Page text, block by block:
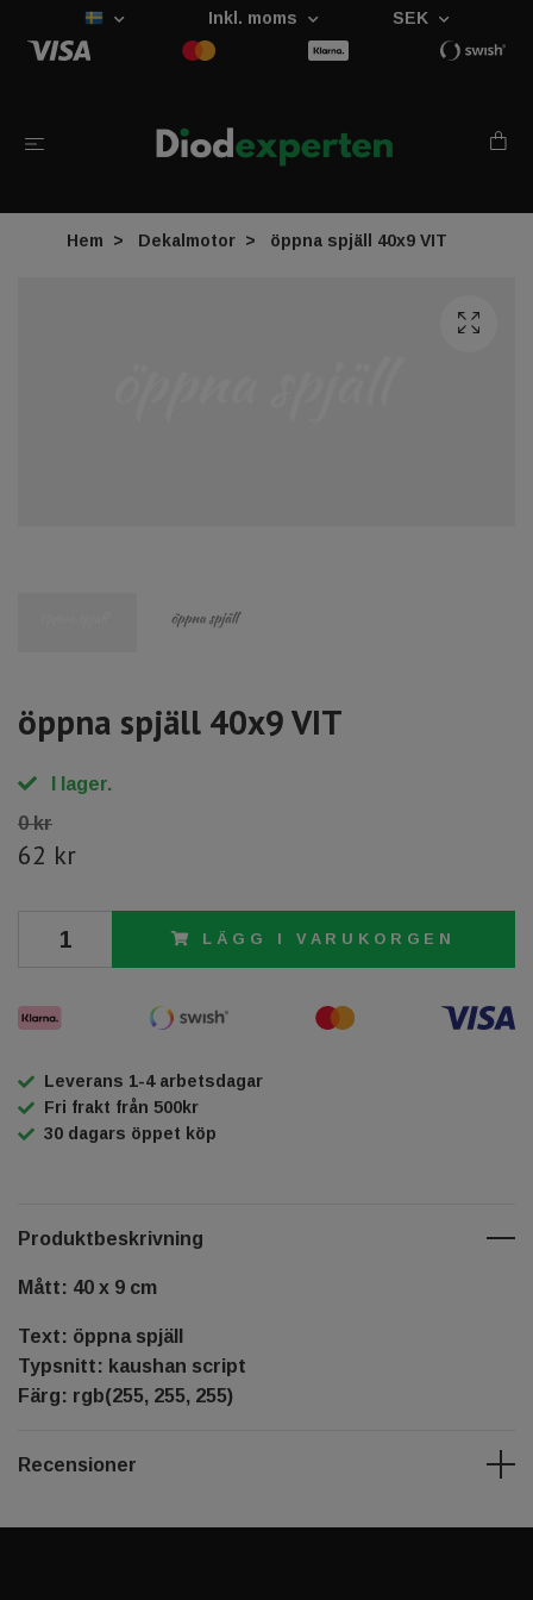
Inkl. moms SEK
Hem Dekalmotor öppna spjäll 40x9 VIT
öppna spjäll 40x9 VIT
I lager.
0 kr
62 kr
LÄGG I VARUKORGEN
Leverans 1-4 arbetsdagar
Fri frakt från 500kr
30 dagars öppet köp
Produktbeskrivning
Mått: 40 x 9 cm
Text: öppna spjäll
Typsnitt: kaushan script
Färg: rgb(255, 255, 255)
Recensioner